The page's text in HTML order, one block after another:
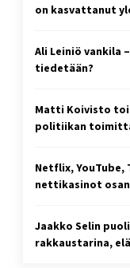
2
10
on kasvattanut
Ali Leiniö vankila
tiedetään?
Matti Koivisto
politiikan
Netflix, YouTube,
nettikasinot
Jaakko Selin
rakkaustarina,